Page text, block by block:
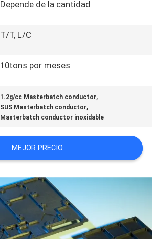
Depende de la cantidad
T/T, L/C
10tons por meses
1.2g/cc Masterbatch conductor,
SUS Masterbatch conductor,
Masterbatch conductor inoxidable
MEJOR PRECIO